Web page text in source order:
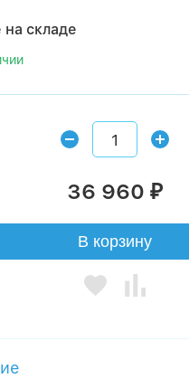
складе
36 960 ₽
В корзину